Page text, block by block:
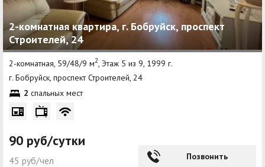
2-комнатная квартира, г. Бобруйск, проспект
Строителей, 24
2-комнатная, 59/48/9 м2, Этаж 5 из 9, 1999 г.
г. Бобруйск, проспект Строителей, 24
2 спальных мест
90 руб/сутки
45 руб/чел Позвонить